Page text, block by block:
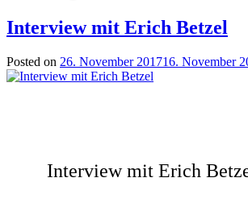
Interview mit Erich Betzel
Posted on 26. November 201716. November
Interview mit Erich